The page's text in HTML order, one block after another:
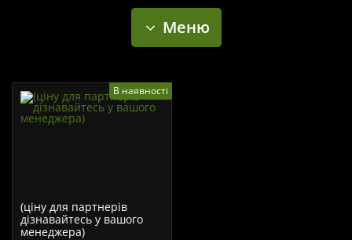
Меню
В наявності
(ціну для партнерів
дізнавайтесь у вашого
менеджера)